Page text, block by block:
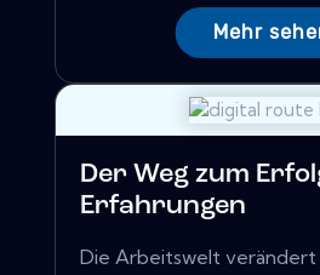
Mehr
Der Weg zum
Erfahrungen
Die Arbeitswelt verändert